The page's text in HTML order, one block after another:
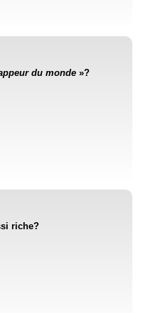
du monde »?
riche?